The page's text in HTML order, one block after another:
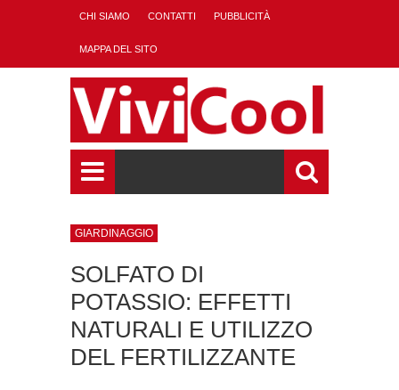
CHI SIAMO CONTATTI PUBBLICITÀ
MAPPA DEL SITO
GIARDINAGGIO
SOLFATO DI
POTASSIO: EFFETTI
NATURALI E UTILIZZO
DEL FERTILIZZANTE